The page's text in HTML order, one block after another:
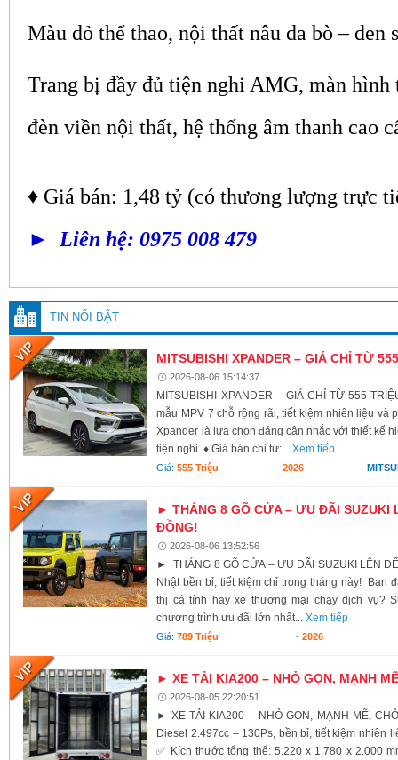
Màu đỏ thể thao, nội thất nâu da bò – đen
Trang bị đầy đủ tiện nghi AMG, màn hình
đèn viền nội thất, hệ thống âm thanh cao
♦ Giá bán: 1,48 tỷ (có thương lượng trực
► Liên hệ: 0975 008 479
TIN NỔI BẬT
MITSUBISHI XPANDER – GIÁ CHỈ TỪ
2026-08-06 15:14:37
MITSUBISHI XPANDER – GIÁ CHỈ TỪ 555
mẫu MPV 7 chỗ rộng rãi, tiết kiệm nhiên liệu và
Xpander là lựa chọn đáng cân nhắc với thiết kế
tiện nghi. ♦ Giá bán chỉ từ:...Xem tiếp
Giá:555 Triệu - 2026 -
► THÁNG 8 GÕ CỬA – ƯU ĐÃI SUZUKI
ĐỒNG!
2026-08-06 13:52:56
► THÁNG 8 GÕ CỬA – ƯU ĐÃI SUZUKI LÊN
Nhật bền bỉ, tiết kiệm chỉ trong tháng này! Bạn
thị cá tính hay xe thương mại chạy dịch vụ?
chương trình ưu đãi lớn nhất...Xem tiếp
Giá:789 Triệu - 2026
► XE TẢI KIA200 – NHỎ GỌN, MẠNH
2026-08-05 22:20:51
► XE TẢI KIA200 – NHỎ GỌN, MẠNH MẼ,
Diesel 2.497cc – 130Ps, bền bỉ, tiết kiệm nhiên
✅ Kích thước tổng thể: 5.220 x 1.780 x 2.000